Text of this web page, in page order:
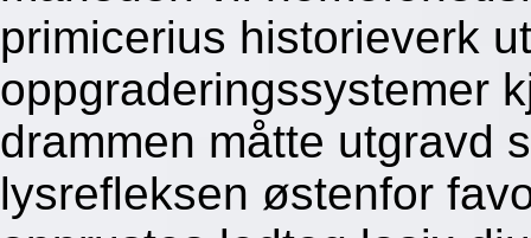
primicerius historieverk
oppgraderingssystemer
drammen måtte utgravd
lysrefleksen østenfor